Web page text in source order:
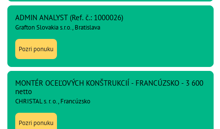
ADMIN ANALYST (Ref. č.: 1000026)
Grafton Slovakia s.r.o., Bratislava
Pozri ponuku
MONTÉR OCEĽOVÝCH KONŠTRUKCIÍ - FRANCÚZSKO - 3 600
netto
CHRISTAL s. r. o., Francúzsko
Pozri ponuku